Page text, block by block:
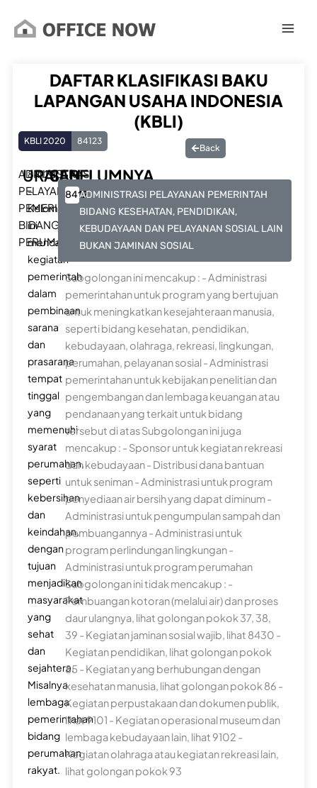
konten
DAFTAR KLASIFIKASI BAKU
LAPANGAN USAHA INDONESIA
(KBLI)
KBLI 2020 84123
Back
ADMINISTRASI
PELAYANAN
PEMERINTAH
BIDANG
PERUMAHAN
URAIAN
84123
–
Kelompok
ini
mencakup
kegiatan
pemerintah
dalam
pembinaan
sarana
dan
prasarana
tempat
tinggal
yang
memenuhi
syarat
perumahan,
seperti
kebersihan
dan
keindahan,
dengan
tujuan
menjadikan
masyarakat
yang
sehat
dan
sejahtera.
Misalnya
lembaga
pemerintahan
bidang
perumahan
rakyat.
SEBELUMNYA
8412ADMINISTRASI PELAYANAN PEMERINTAH
BIDANG KESEHATAN, PENDIDIKAN,
KEBUDAYAAN DAN PELAYANAN SOSIAL LAIN
BUKAN JAMINAN SOSIAL
Subgolongan ini mencakup : - Administrasi
pemerintahan untuk program yang bertujuan
untuk meningkatkan kesejahteraan manusia,
seperti bidang kesehatan, pendidikan,
kebudayaan, olahraga, rekreasi, lingkungan,
perumahan, pelayanan sosial - Administrasi
pemerintahan untuk kebijakan penelitian dan
pengembangan dan lembaga keuangan atau
pendanaan yang terkait untuk bidang
tersebut di atas Subgolongan ini juga
mencakup : - Sponsor untuk kegiatan rekreasi
dan kebudayaan - Distribusi dana bantuan
untuk seniman - Administrasi untuk program
penyediaan air bersih yang dapat diminum -
Administrasi untuk pengumpulan sampah dan
pembuangannya - Administrasi untuk
program perlindungan lingkungan -
Administrasi untuk program perumahan
Subgolongan ini tidak mencakup : -
Pembuangan kotoran (melalui air) dan proses
daur ulangnya, lihat golongan pokok 37, 38,
39 - Kegiatan jaminan sosial wajib, lihat 8430 -
Kegiatan pendidikan, lihat golongan pokok
85 - Kegiatan yang berhubungan dengan
kesehatan manusia, lihat golongan pokok 86 -
Kegiatan perpustakaan dan dokumen publik,
lihat 9101 - Kegiatan operasional museum dan
lembaga kebudayaan lain, lihat 9102 -
Kegiatan olahraga atau kegiatan rekreasi lain,
lihat golongan pokok 93